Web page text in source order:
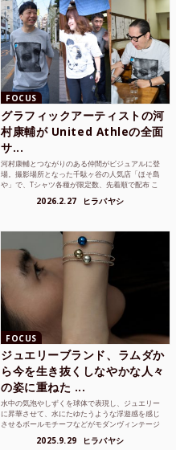
FOCUS
グラフィックアーティストの河
村康輔が United Athleの全面
サ...
河村康輔とつながりのある仲間がビジュアルに登
場。撮影場所となった千駄ヶ谷の人気店「ほそ島
や」で、Tシャツ各種が限定数、先着順で配布 こ
2026.2.27 ヒラバヤシ
FOCUS
ジュエリーブランド、ラムダか
ら今を生き抜くしなやかな人々
の姿に重ねた ...
水中の気泡やしずくを球体で表現し、ジュエリー
に昇華させて、水にたゆたうような浮遊感を感じ
させるボールモチーフなどがモダンヴィンテージ
2025.9.29 ヒラバヤシ